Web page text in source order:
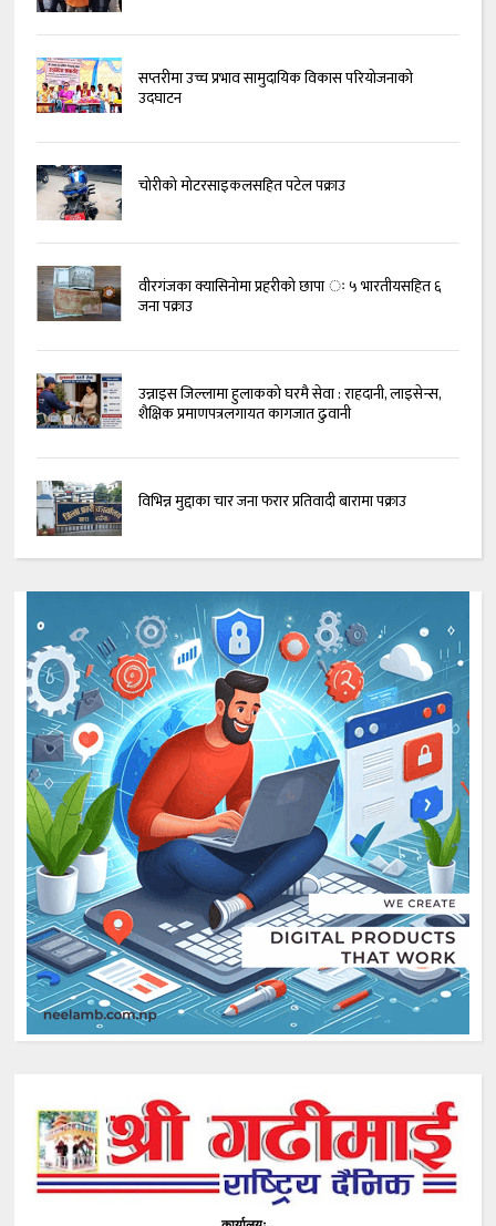
सप्तरीमा उच्च प्रभाव सामुदायिक विकास परियोजनाको
उदघाटन
चोरीको मोटरसाइकलसहित पटेल पक्राउ
वीरगंजका क्यासिनोमा प्रहरीको छापा ः ५ भारतीयसहित ६
जना पक्राउ
उन्नाइस जिल्लामा हुलाकको घरमै सेवा : राहदानी, लाइसेन्स,
शैक्षिक प्रमाणपत्रलगायत कागजात ढुवानी
विभिन्न मुद्दाका चार जना फरार प्रतिवादी बारामा पक्राउ